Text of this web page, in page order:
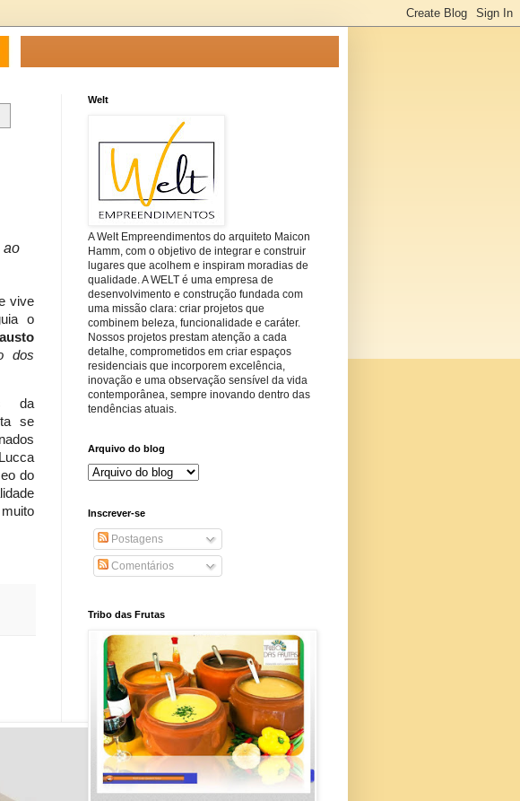
ao
vive
o
dos
da
se
do
Welt
A Welt Empreendimentos do arquiteto Maicon
Hamm, com o objetivo de integrar e construir
lugares que acolhem e inspiram moradias de
qualidade. A WELT é uma empresa de
desenvolvimento e construção fundada com
uma missão clara: criar projetos que
combinem beleza, funcionalidade e caráter.
Nossos projetos prestam atenção a cada
detalhe, comprometidos em criar espaços
residenciais que incorporem excelência,
inovação e uma observação sensível da vida
contemporânea, sempre inovando dentro das
tendências atuais.
Arquivo do blog
Inscrever-se
Postagens
Comentários
Tribo das Frutas